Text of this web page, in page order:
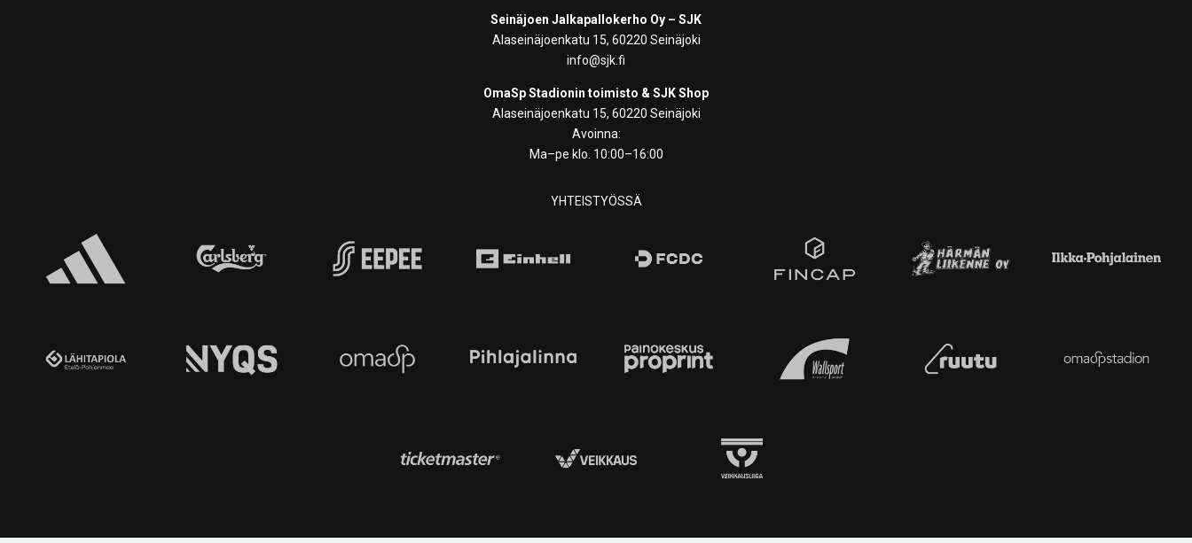
Seinäjoen Jalkapallokerho Oy – SJK
Alaseinäjoenkatu 15, 60220 Seinäjoki
info@sjk.fi
OmaSp Stadionin toimisto & SJK Shop
Alaseinäjoenkatu 15, 60220 Seinäjoki
Avoinna:
Ma–pe klo. 10:00–16:00
YHTEISTYÖSSÄ